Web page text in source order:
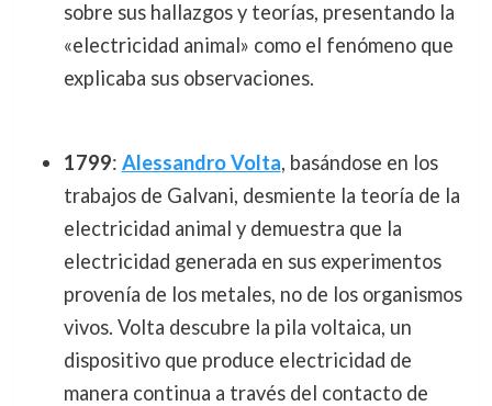
sobre sus hallazgos y teorías, presentando la
«electricidad animal» como el fenómeno que
explicaba sus observaciones.
1799: Alessandro Volta, basándose en los
trabajos de Galvani, desmiente la teoría de la
electricidad animal y demuestra que la
electricidad generada en sus experimentos
provenía de los metales, no de los organismos
vivos. Volta descubre la pila voltaica, un
dispositivo que produce electricidad de
manera continua a través del contacto de